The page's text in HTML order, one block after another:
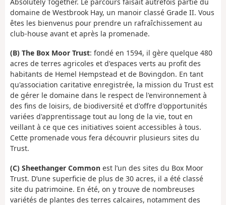
domaine de Westbrook Hay, un manoir classé Grade II. Vous
êtes les bienvenus pour prendre un rafraîchissement au
club-house avant et après la promenade.
(B) The Box Moor Trust: fondé en 1594, il gère quelque 480
acres de terres agricoles et d'espaces verts au profit des
habitants de Hemel Hempstead et de Bovingdon. En tant
qu'association caritative enregistrée, la mission du Trust est
de gérer le domaine dans le respect de l'environnement à
des fins de loisirs, de biodiversité et d'offre d'opportunités
variées d'apprentissage tout au long de la vie, tout en
veillant à ce que ces initiatives soient accessibles à tous.
Cette promenade vous fera découvrir plusieurs sites du
Trust.
(C) Sheethanger Common est l’un des sites du Box Moor
Trust. D’une superficie de plus de 30 acres, il a été classé
site du patrimoine. En été, on y trouve de nombreuses
variétés de plantes des terres calcaires, notamment des